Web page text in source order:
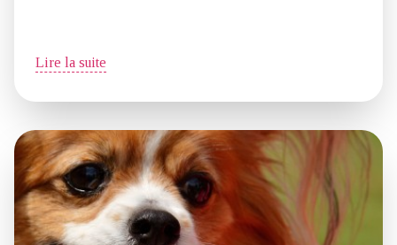
Lire la suite